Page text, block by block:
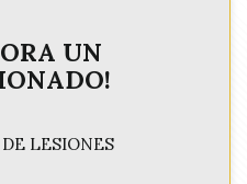
UN
LESIONES